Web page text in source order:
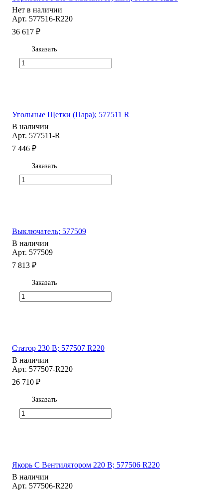
Нет в наличии
Арт. 577516-R220
36 617 ₽
Заказать
Угольные Щетки (Пара); 577511 R
В наличии
Арт. 577511-R
7 446 ₽
Заказать
Выключатель; 577509
В наличии
Арт. 577509
7 813 ₽
Заказать
Статор 230 В; 577507 R220
В наличии
Арт. 577507-R220
26 710 ₽
Заказать
Якорь С Вентилятором 220 B; 577506 R220
В наличии
Арт. 577506-R220